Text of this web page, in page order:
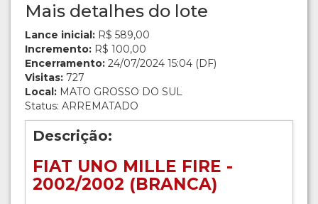
Mais detalhes do lote
Lance inicial: R$ 589,00
Incremento: R$ 100,00
Encerramento: 24/07/2024 15:04 (DF)
Visitas: 727
Local: MATO GROSSO DO SUL
Status: ARREMATADO
Descrição:
FIAT UNO MILLE FIRE -
2002/2002 (BRANCA)